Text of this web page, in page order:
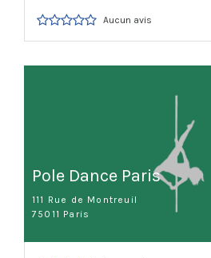
Aucun avis
Pole Dance Paris
111 Rue de Montreuil
75011 Paris